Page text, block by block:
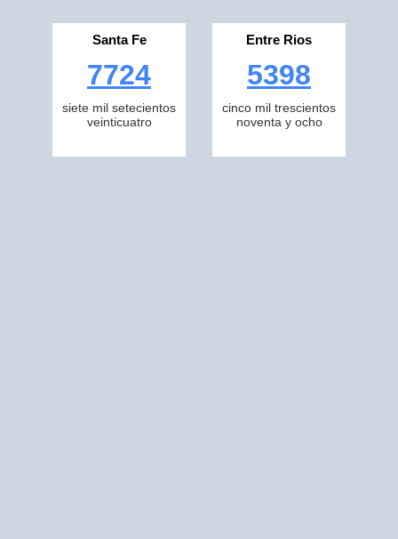
Santa Fe
7724
siete mil setecientos
veinticuatro
Entre Rios
5398
cinco mil trescientos
noventa y ocho